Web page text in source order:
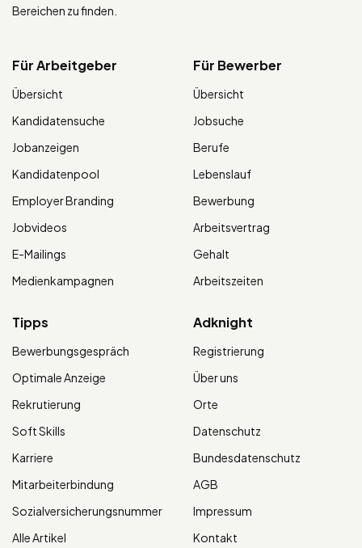
Bereichen zu finden.
Für Arbeitgeber
Übersicht
Kandidatensuche
Jobanzeigen
Kandidatenpool
Employer Branding
Jobvideos
E-Mailings
Medienkampagnen
Für Bewerber
Übersicht
Jobsuche
Berufe
Lebenslauf
Bewerbung
Arbeitsvertrag
Gehalt
Arbeitszeiten
Tipps
Bewerbungsgespräch
Optimale Anzeige
Rekrutierung
Soft Skills
Karriere
Mitarbeiterbindung
Sozialversicherungsnummer
Alle Artikel
Adknight
Registrierung
Über uns
Orte
Datenschutz
Bundesdatenschutz
AGB
Impressum
Kontakt